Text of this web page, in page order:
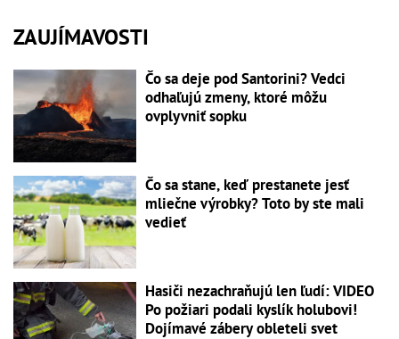
ZAUJÍMAVOSTI
Čo sa deje pod Santorini? Vedci
odhaľujú zmeny, ktoré môžu
ovplyvniť sopku
Čo sa stane, keď prestanete jesť
mliečne výrobky? Toto by ste mali
vedieť
Hasiči nezachraňujú len ľudí: VIDEO
Po požiari podali kyslík holubovi!
Dojímavé zábery obleteli svet